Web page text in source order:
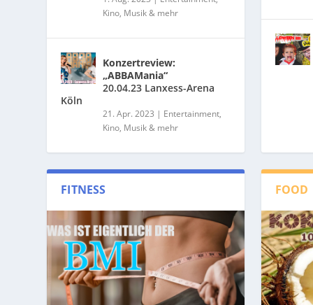
Kino, Musik & mehr
Konzertreview:
„ABBAMania“
20.04.23 Lanxess-Arena
Köln
21. Apr. 2023 | Entertainment,
Kino, Musik & mehr
FITNESS FOOD